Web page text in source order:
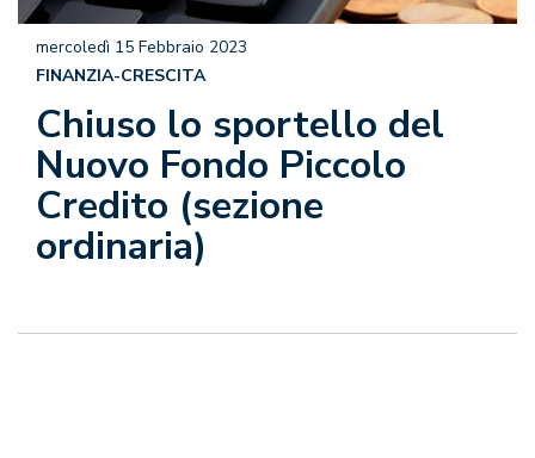
Chiuso lo sportello del
Nuovo Fondo Piccolo
Credito (sezione
ordinaria)
mercoledì 15 Febbraio 2023
FINANZIA-CRESCITA